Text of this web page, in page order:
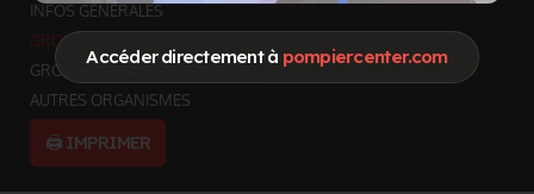
Accéder directement à pompiercenter.com
INFOS GÉNÉRALES
GROUPEMENTS ET SERVICES FONCTIONNELS
GROUPEMENTS TERRITORIAUX
AUTRES ORGANISMES
🖨️ IMPRIMER